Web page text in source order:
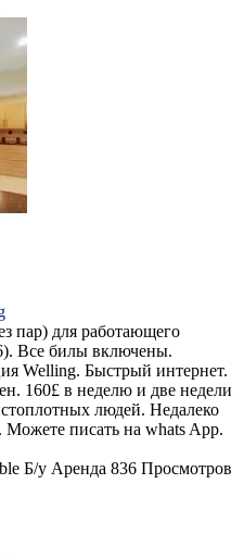
пар) для работающего
Все билы включены.
Welling. Быстрый интернет.
160£ в неделю и две недели
людей. Недалеко
писать на whats App.
Б/у Аренда 836 Просмотров